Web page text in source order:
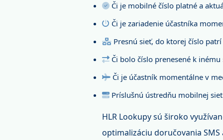
Či je mobilné číslo platné a
Či je zariadenie účastníka
Presnú sieť, do ktorej číslo
Či bolo číslo prenesené k
Či je účastník momentálne v
Príslušnú ústredňu mobilnej
HLR Lookupy sú široko
optimalizáciu doručovania